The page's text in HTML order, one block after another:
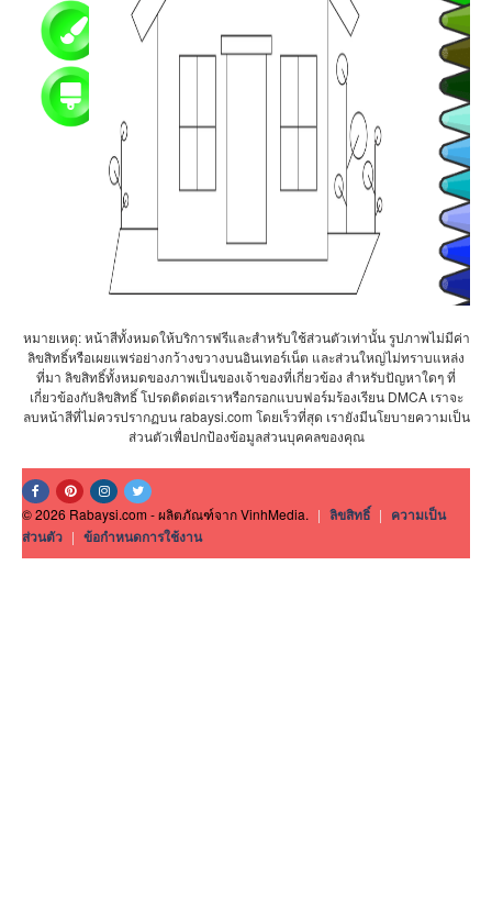
หมายเหตุ: หน้าสีทั้งหมดให้บริการฟรีและสำหรับใช้ส่วนตัวเท่านั้น รูปภาพไม่มีค่า
ลิขสิทธิ์หรือเผยแพร่อย่างกว้างขวางบนอินเทอร์เน็ต และส่วนใหญ่ไม่ทราบแหล่ง
ที่มา ลิขสิทธิ์ทั้งหมดของภาพเป็นของเจ้าของที่เกี่ยวข้อง สำหรับปัญหาใดๆ ที่
เกี่ยวข้องกับลิขสิทธิ์ โปรดติดต่อเราหรือกรอกแบบฟอร์มร้องเรียน DMCA เราจะ
ลบหน้าสีที่ไม่ควรปรากฏบน rabaysi.com โดยเร็วที่สุด เรายังมีนโยบายความเป็น
ส่วนตัวเพื่อปกป้องข้อมูลส่วนบุคคลของคุณ
© 2026 Rabaysi.com - ผลิตภัณฑ์จาก VinhMedia. | ลิขสิทธิ์ | ความเป็น
ส่วนตัว | ข้อกำหนดการใช้งาน